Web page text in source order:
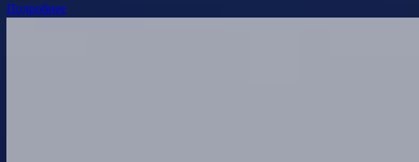
Подробнее